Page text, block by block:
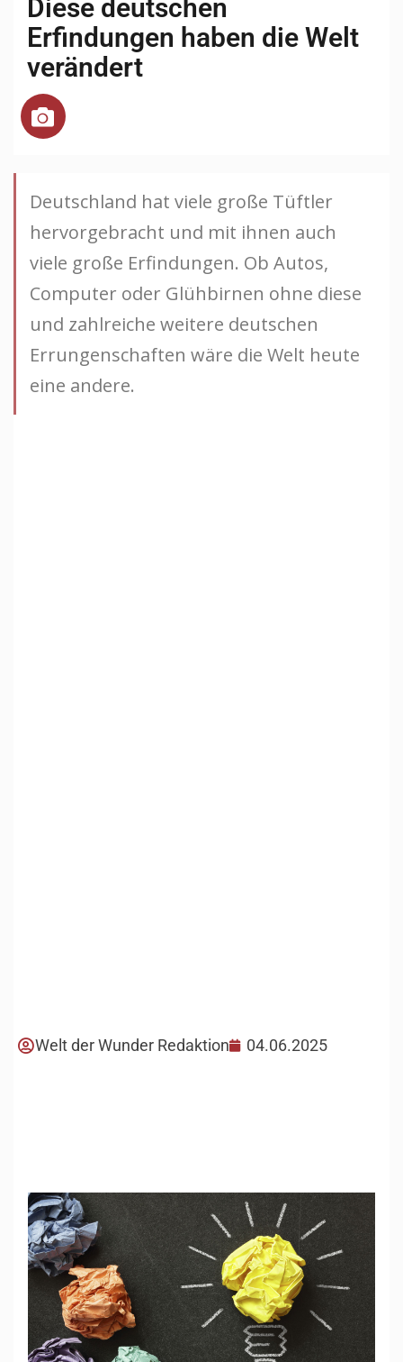
Diese deutschen
Erfindungen haben die Welt
verändert
Deutschland hat viele große Tüftler
hervorgebracht und mit ihnen auch
viele große Erfindungen. Ob Autos,
Computer oder Glühbirnen ohne diese
und zahlreiche weitere deutschen
Errungenschaften wäre die Welt heute
eine andere.
Welt der Wunder Redaktion 04.06.2025